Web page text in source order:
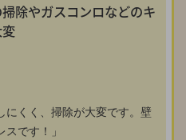
除やガスコンロなどのキ
にくく、掃除が大変です。壁
です！」